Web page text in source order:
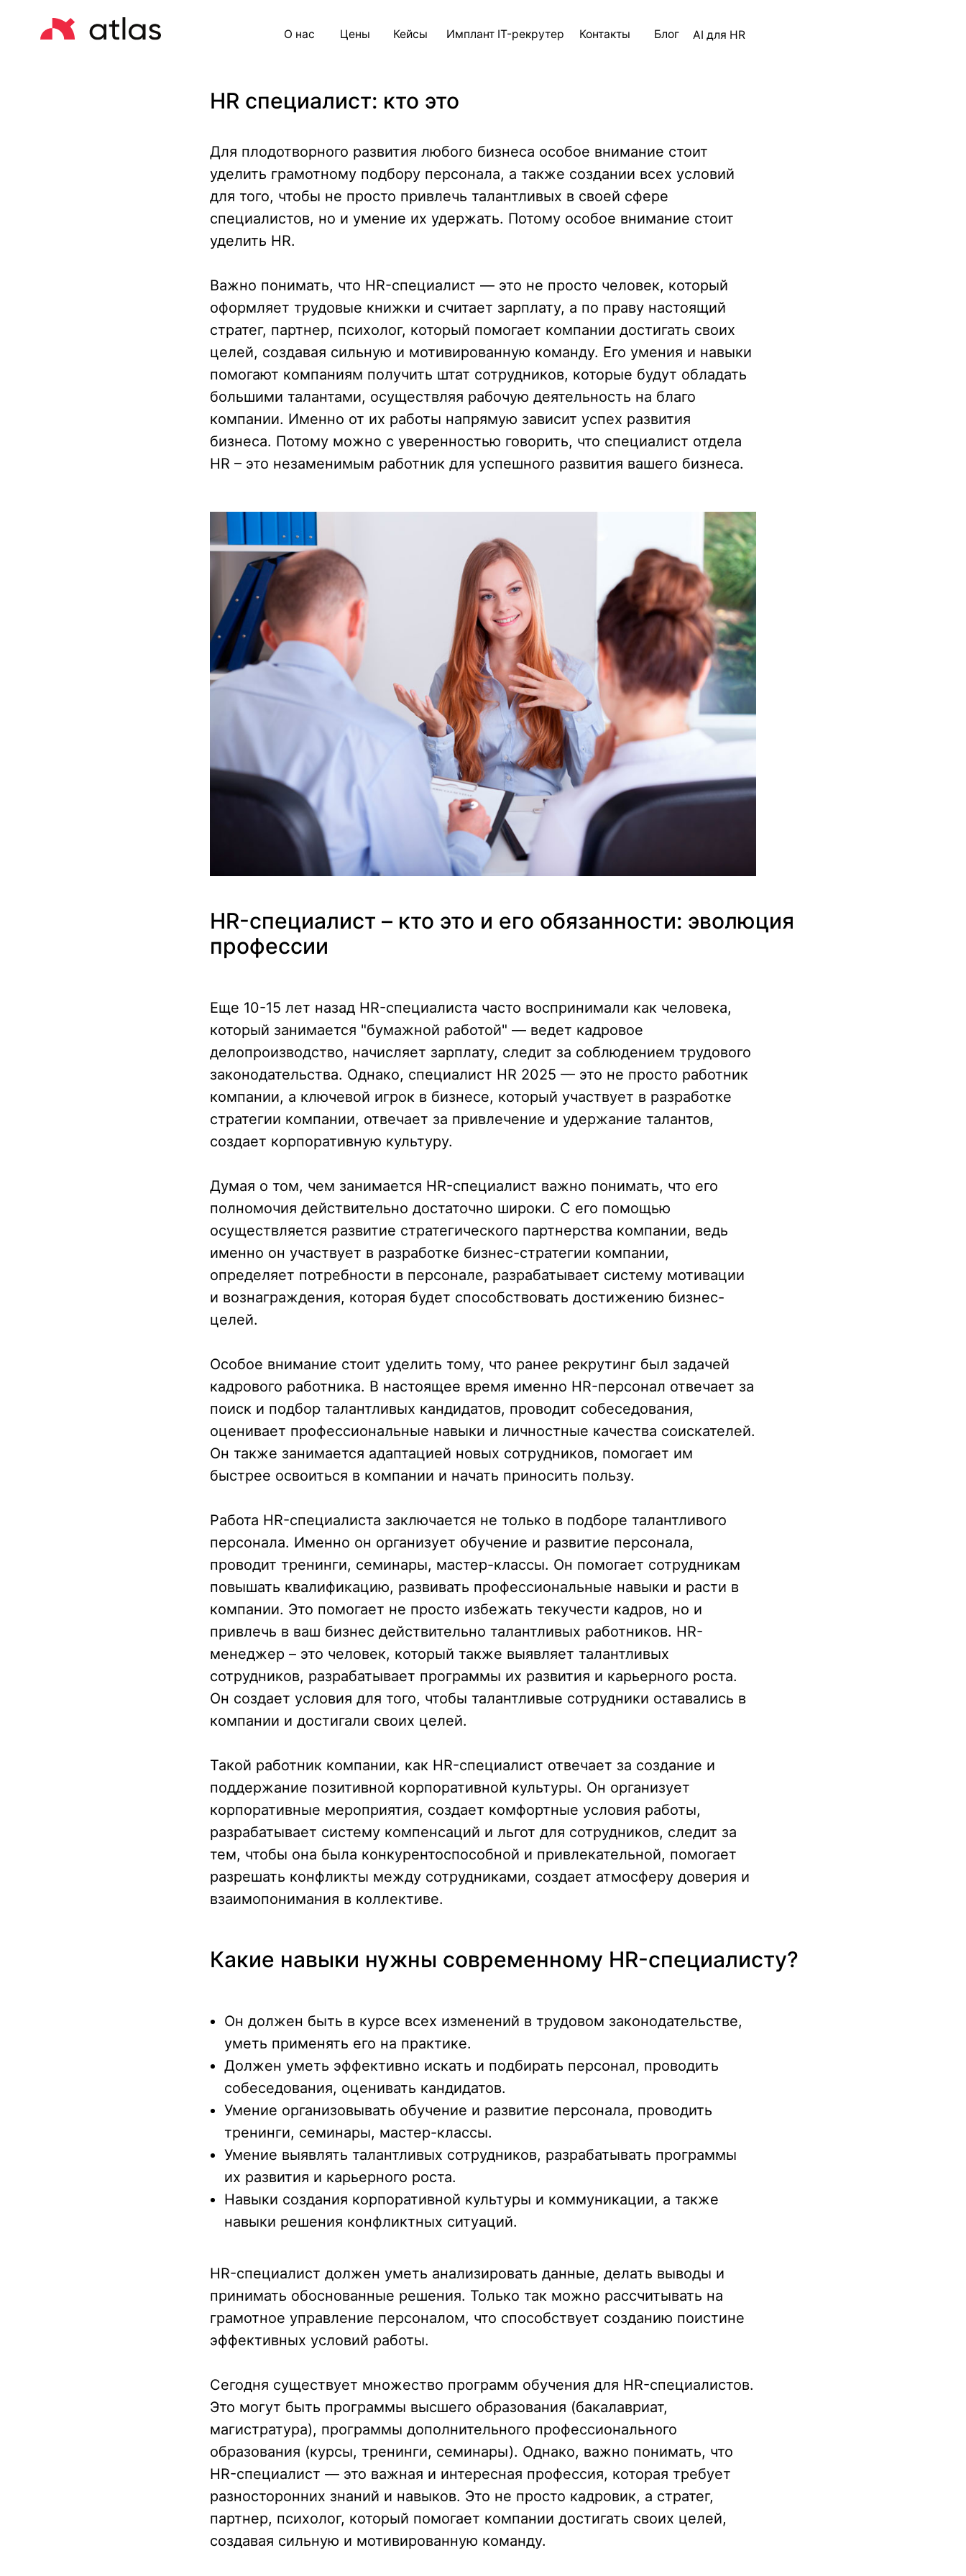
Цены Контакты Блог AI для HR
Кейсы Имплант IT-рекрутер
HR специалист: кто это
Для плодотворного развития любого бизнеса особое внимание стоит
уделить грамотному подбору персонала, а также создании всех условий
для того, чтобы не просто привлечь талантливых в своей сфере
специалистов, но и умение их удержать. Потому особое внимание стоит
уделить HR.
Важно понимать, что HR-специалист — это не просто человек, который
оформляет трудовые книжки и считает зарплату, а по праву настоящий
стратег, партнер, психолог, который помогает компании достигать своих
целей, создавая сильную и мотивированную команду. Его умения и навыки
помогают компаниям получить штат сотрудников, которые будут обладать
большими талантами, осуществляя рабочую деятельность на благо
компании. Именно от их работы напрямую зависит успех развития
бизнеса. Потому можно с уверенностью говорить, что специалист отдела
HR – это незаменимым работник для успешного развития вашего бизнеса.
HR-специалист – кто это и его обязанности: эволюция
профессии
Еще 10-15 лет назад HR-специалиста часто воспринимали как человека,
который занимается "бумажной работой" — ведет кадровое
делопроизводство, начисляет зарплату, следит за соблюдением трудового
законодательства. Однако, специалист HR 2025 — это не просто работник
компании, а ключевой игрок в бизнесе, который участвует в разработке
стратегии компании, отвечает за привлечение и удержание талантов,
создает корпоративную культуру.
Думая о том, чем занимается HR-специалист важно понимать, что его
полномочия действительно достаточно широки. С его помощью
осуществляется развитие стратегического партнерства компании, ведь
именно он участвует в разработке бизнес-стратегии компании,
определяет потребности в персонале, разрабатывает систему мотивации
и вознаграждения, которая будет способствовать достижению бизнес-
целей.
Особое внимание стоит уделить тому, что ранее рекрутинг был задачей
кадрового работника. В настоящее время именно HR-персонал отвечает за
поиск и подбор талантливых кандидатов, проводит собеседования,
оценивает профессиональные навыки и личностные качества соискателей.
Он также занимается адаптацией новых сотрудников, помогает им
быстрее освоиться в компании и начать приносить пользу.
Работа HR-специалиста заключается не только в подборе талантливого
персонала. Именно он организует обучение и развитие персонала,
проводит тренинги, семинары, мастер-классы. Он помогает сотрудникам
повышать квалификацию, развивать профессиональные навыки и расти в
компании. Это помогает не просто избежать текучести кадров, но и
привлечь в ваш бизнес действительно талантливых работников. HR-
менеджер – это человек, который также выявляет талантливых
сотрудников, разрабатывает программы их развития и карьерного роста.
Он создает условия для того, чтобы талантливые сотрудники оставались в
компании и достигали своих целей.
Такой работник компании, как HR-специалист отвечает за создание и
поддержание позитивной корпоративной культуры. Он организует
корпоративные мероприятия, создает комфортные условия работы,
разрабатывает систему компенсаций и льгот для сотрудников, следит за
тем, чтобы она была конкурентоспособной и привлекательной, помогает
разрешать конфликты между сотрудниками, создает атмосферу доверия и
взаимопонимания в коллективе.
Какие навыки нужны современному HR-специалисту?
Он должен быть в курсе всех изменений в трудовом законодательстве,
уметь применять его на практике.
Должен уметь эффективно искать и подбирать персонал, проводить
собеседования, оценивать кандидатов.
Умение организовывать обучение и развитие персонала, проводить
тренинги, семинары, мастер-классы.
Умение выявлять талантливых сотрудников, разрабатывать программы
их развития и карьерного роста.
Навыки создания корпоративной культуры и коммуникации, а также
навыки решения конфликтных ситуаций.
HR-специалист должен уметь анализировать данные, делать выводы и
принимать обоснованные решения. Только так можно рассчитывать на
грамотное управление персоналом, что способствует созданию поистине
эффективных условий работы.
Сегодня существует множество программ обучения для HR-специалистов.
Это могут быть программы высшего образования (бакалавриат,
магистратура), программы дополнительного профессионального
образования (курсы, тренинги, семинары). Однако, важно понимать, что
HR-специалист — это важная и интересная профессия, которая требует
разносторонних знаний и навыков. Это не просто кадровик, а стратег,
партнер, психолог, который помогает компании достигать своих целей,
создавая сильную и мотивированную команду.
Подобрать
специалиста?